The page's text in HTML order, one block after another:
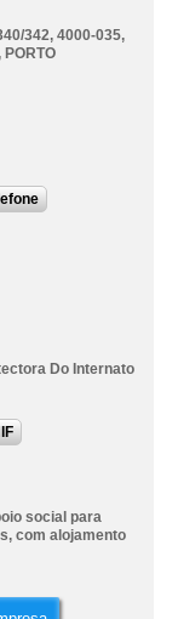
342, 4000-035,
, PORTO
Do Internato
social para
com alojamento